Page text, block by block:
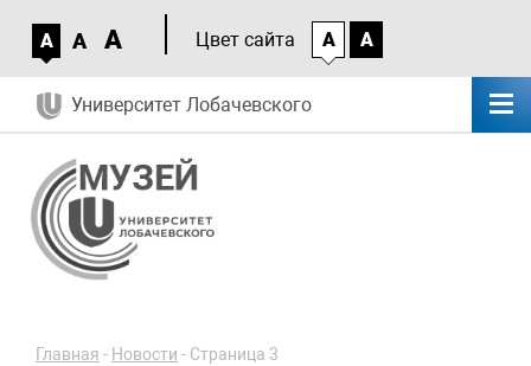
A A A Цвет сайта A A
Университет Лобачевского
Главная - Новости - Страница 3